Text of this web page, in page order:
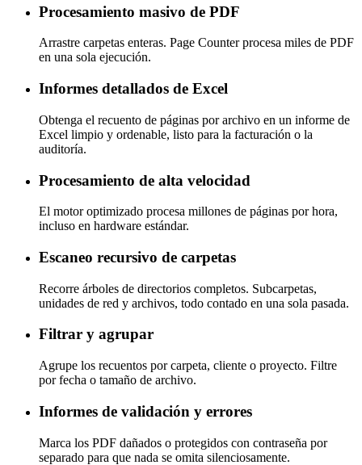
Procesamiento masivo de PDF
Arrastre carpetas enteras. Page Counter procesa miles de PDF
en una sola ejecución.
Informes detallados de Excel
Obtenga el recuento de páginas por archivo en un informe de
Excel limpio y ordenable, listo para la facturación o la
auditoría.
Procesamiento de alta velocidad
El motor optimizado procesa millones de páginas por hora,
incluso en hardware estándar.
Escaneo recursivo de carpetas
Recorre árboles de directorios completos. Subcarpetas,
unidades de red y archivos, todo contado en una sola pasada.
Filtrar y agrupar
Agrupe los recuentos por carpeta, cliente o proyecto. Filtre
por fecha o tamaño de archivo.
Informes de validación y errores
Marca los PDF dañados o protegidos con contraseña por
separado para que nada se omita silenciosamente.